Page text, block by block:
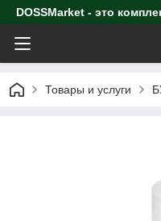
DOSSMarket - это
Товары и услуги